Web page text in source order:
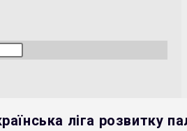
the
ліга розвитку